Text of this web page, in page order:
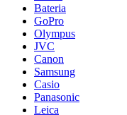
Bateria
GoPro
Olympus
JVC
Canon
Samsung
Casio
Panasonic
Leica